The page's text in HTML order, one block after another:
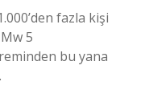
fazla kişi
5
bu yana